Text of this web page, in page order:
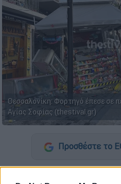
Θεσσαλονίκη: Φορτηγό έπεσε σε
Αγίας Σοφίας (thestival.gr)
Προσθέστε το